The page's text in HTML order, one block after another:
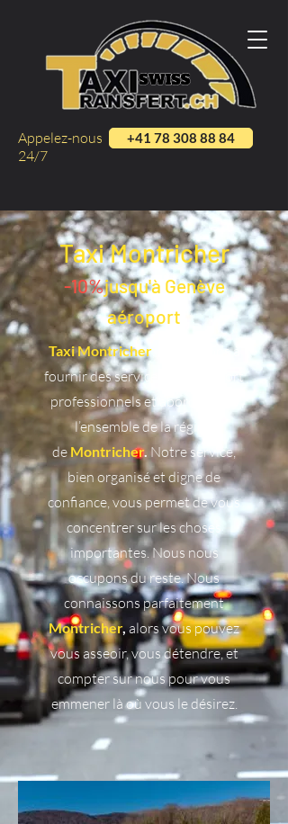
+41 78 308 88 84
Appelez-nous
24/7
Taxi Montricher
-10%jusqu'à Genève
aéroport
Taxi Montricher, nous visons à
fournir des services de transport
professionnels et abordables à
l’ensemble de la région
de Montricher. Notre service,
bien organisé et digne de
confiance, vous permet de vous
concentrer sur les choses
importantes. Nous nous
occupons du reste. Nous
connaissons parfaitement
Montricher, alors vous pouvez
vous asseoir, vous détendre, et
compter sur nous pour vous
emmener là où vous le désirez.